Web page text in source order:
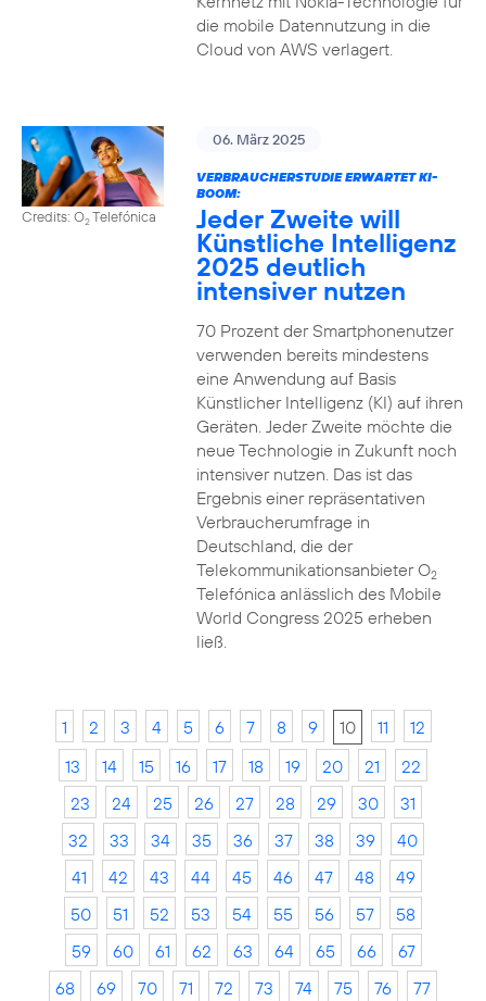
die mobile Datennutzung in die
Cloud von AWS verlagert.
Credits: O2Telefónica
06. März 2025
VERBRAUCHERSTUDIE ERWARTET KI-
BOOM:
Jeder Zweite will
Künstliche Intelligenz
2025 deutlich
intensiver nutzen
70 Prozent der Smartphonenutzer
verwenden bereits mindestens
eine Anwendung auf Basis
Künstlicher Intelligenz (KI) auf ihren
Geräten. Jeder Zweite möchte die
neue Technologie in Zukunft noch
intensiver nutzen. Das ist das
Ergebnis einer repräsentativen
Verbraucherumfrage in
Deutschland, die der
Telekommunikationsanbieter O2
Telefónica anlässlich des Mobile
World Congress 2025 erheben
ließ.
1 2 3 4 5 6 7 8 9 10 11
12
13
14 15 16 17 18 19 20 21
22
23
24 25 26 27 28 29 30
31
32
33 34 35 36 37 38 39
40
41
42 43 44 45 46 47 48
49
50
51 52 53 54 55 56 57
58
59
60 61 62 63 64 65 66
67
68
69 70 71 72 73 74 75 76
77